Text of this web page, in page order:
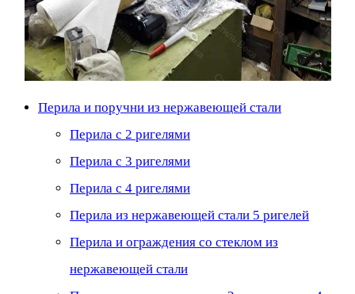
Перила и поручни из нержавеющей стали
Перила с 2 ригелями
Перила с 3 ригелями
Перила с 4 ригелями
Перила из нержавеющей стали 5 ригелей
Перила и ограждения со стеклом из
нержавеющей стали